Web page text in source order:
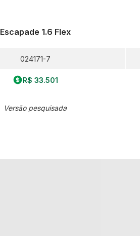
Escapade 1.6 Flex
024171-7
R$ 33.501
Versão pesquisada